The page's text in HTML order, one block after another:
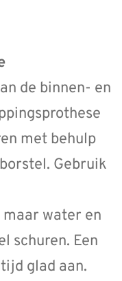
de binnen- en
met behulp
Gebruik
water en
schuren. Een
glad aan.